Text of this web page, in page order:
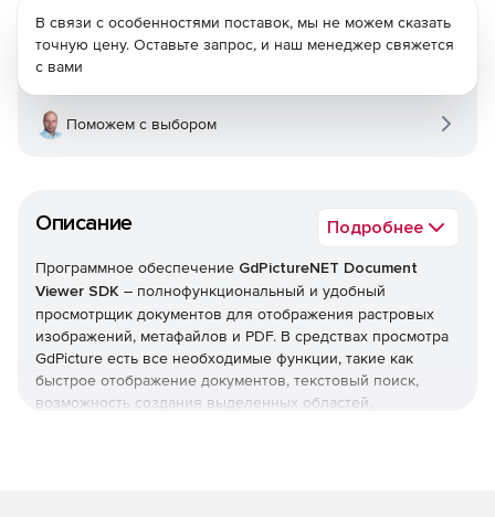
Описание Подробнее
Программное обеспечение GdPictureNET Document
Viewer SDK – полнофункциональный и удобный
просмотрщик документов для отображения растровых
изображений, метафайлов и PDF. В средствах просмотра
GdPicture есть все необходимые функции, такие как
быстрое отображение документов, текстовый поиск,
возможность создания выделенных областей,
В связи с особенностями поставок, мы не можем сказать
точную цену. Оставьте запрос, и наш менеджер свяжется
с вами
Поможем с выбором